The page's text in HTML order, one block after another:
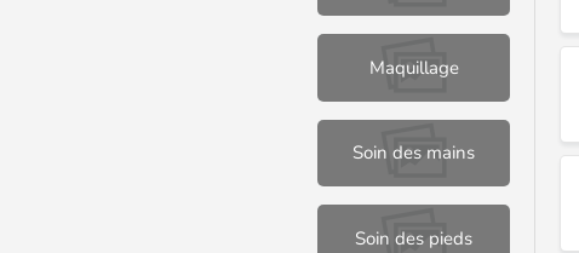
Maquillage
Soin des mains
Soin des pieds